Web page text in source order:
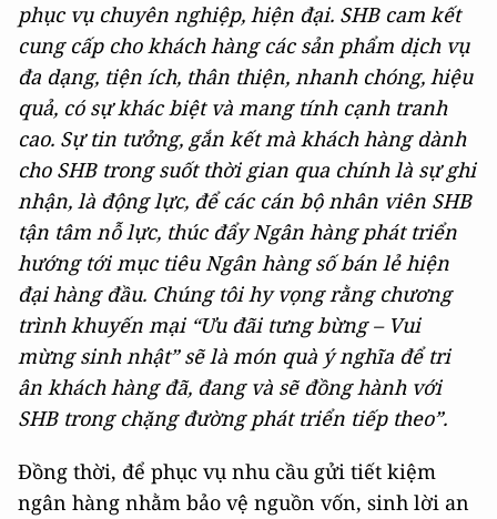
phục vụ chuyên nghiệp, hiện đại. SHB cam kết
cung cấp cho khách hàng các sản phẩm dịch vụ
đa dạng, tiện ích, thân thiện, nhanh chóng, hiệu
quả, có sự khác biệt và mang tính cạnh tranh
cao. Sự tin tưởng, gắn kết mà khách hàng dành
cho SHB trong suốt thời gian qua chính là sự ghi
nhận, là động lực, để các cán bộ nhân viên SHB
tận tâm nỗ lực, thúc đẩy Ngân hàng phát triển
hướng tới mục tiêu Ngân hàng số bán lẻ hiện
đại hàng đầu. Chúng tôi hy vọng rằng chương
trình khuyến mại “Ưu đãi tưng bừng – Vui
mừng sinh nhật” sẽ là món quà ý nghĩa để tri
ân khách hàng đã, đang và sẽ đồng hành với
SHB trong chặng đường phát triển tiếp theo”.
Đồng thời, để phục vụ nhu cầu gửi tiết kiệm
ngân hàng nhằm bảo vệ nguồn vốn, sinh lời an